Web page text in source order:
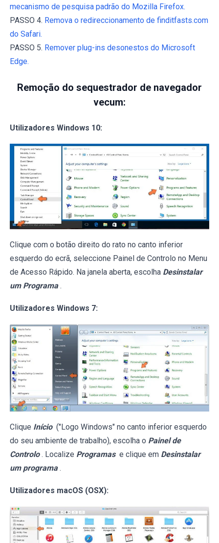
mecanismo de pesquisa padrão do Mozilla Firefox.
PASSO 4. Remova o redireccionamento de finditfasts.com
do Safari.
PASSO 5. Remover plug-ins desonestos do Microsoft
Edge.
Remoção do sequestrador de navegador
vecum:
Utilizadores Windows 10:
Clique com o botão direito do rato no canto inferior
esquerdo do ecrã, seleccione Painel de Controlo no Menu
de Acesso Rápido. Na janela aberta, escolha Desinstalar
um Programa .
Utilizadores Windows 7:
Clique Início ("Logo Windows" no canto inferior esquerdo
do seu ambiente de trabalho), escolha o Painel de
Controlo . Localize Programas e clique em Desinstalar
um programa .
Utilizadores macOS (OSX):